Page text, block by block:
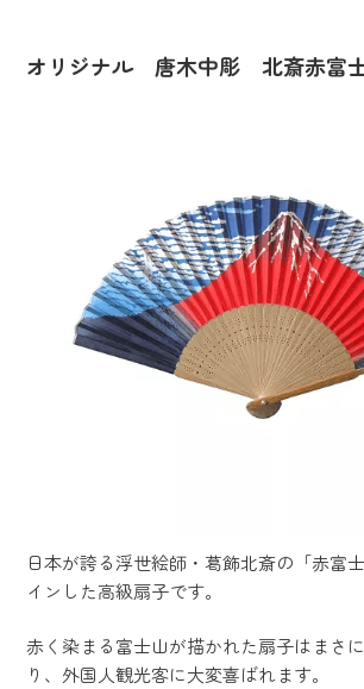
オリジナル 唐木中彫 北斎赤富
日本が誇る浮世絵師・葛飾北斎の「赤富
インした高級扇子です。
赤く染まる富士山が描かれた扇子はまさ
り、外国人観光客に大変喜ばれます。